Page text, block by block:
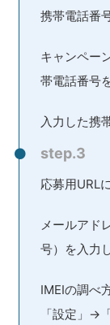
携帯電話番
キャンペー
帯電話番号
入力した携
step.3
応募用URL
メールアド
号）を入力
IMEIの調べ
「設定」→